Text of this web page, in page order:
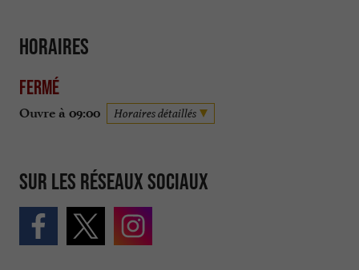
Horaires
Fermé
Ouvre à 09:00 Horaires détaillés
Sur les réseaux sociaux